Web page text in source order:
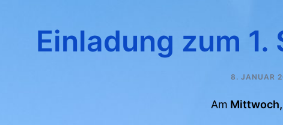
Einladung zum
8. JANUAR
Am